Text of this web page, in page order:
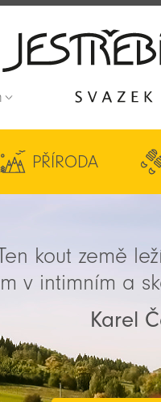
PŘÍRODA
kout země
v intimním a
Karel